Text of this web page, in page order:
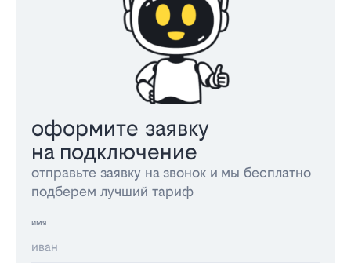
оформите заявку
на подключение
отправьте заявку на звонок и мы бесплатно
подберем лучший тариф
имя